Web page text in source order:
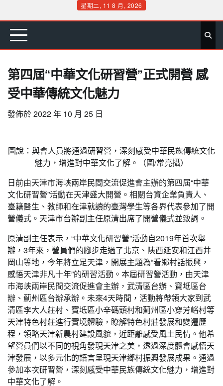
content
星期二, 11 8 月, 2026
首 要 娛 生 社 文 公 運 旅 政 地 專
第四屆“中華文化研習營”正式開營 感
受中華傳統文化魅力
發佈於2022 年 10 月 25 日
圖說：與會人員將通過研習營，深刻感受中華民族傳統文化
魅力，增進對中華文化了解。（圖/常亮攝）
日前由天津市海峽兩岸民間交流促進會主辦的第四屆“中華
文化研習營”活動在天津盛大開營。相關台資企業負責人、
臺籍醫生、教師和在津就讀的臺灣學生等各界代表參加了開
營儀式。天津市台辦副主任原清出席了開營儀式並致詞。
原清副主任表示，“中華文化研習營”活動自2019年首次舉
辦，3年來，營員們的腳步走過了北京、陝西延安和江西井
岡山等地，今年將立足天津，開展主題為“看鄉村話振興，
感悟天津非凡十年”的研習活動。本屆研習營活動，由天津
市海峽兩岸民間交流促進會主辦，武清區台辦、寶坻區台
辦、薊州區台辦承辦。未來4天時間，活動將帶領大家到武
清區李大人莊村、寶坻區小辛碼頭村和薊州區小穿芳峪村等
天津特色村莊進行實境體驗，瞭解特色村莊發展和變遷歷
程，領略天津新農村建設風貌，近距離感受風土民情。他希
望營員們以不同的視角發現天津之美，透過深度體會感悟天
津發展，以多元化的語言呈現天津鄉村振興發展成果。通過
參加本次研習營，深刻感受中華民族傳統文化魅力，增進對
中華文化了解。